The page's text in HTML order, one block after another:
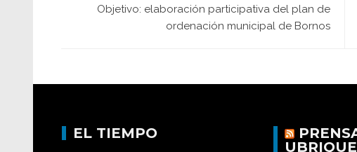
Objetivo: elaboración participativa del plan de
ordenación municipal de Bornos
EL TIEMPO
UBRIQUE